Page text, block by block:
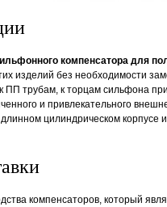
компенсатора для
изделий без необходимости
трубам, к торцам сильфона
и привлекательного
цилиндрическом корпусе
компенсаторов, который